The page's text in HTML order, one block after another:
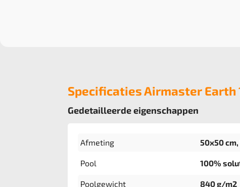
Specificaties Airmaster Earth
Gedetailleerde eigenschappen
Afmeting 50x50
Pool 100%
Poolgewicht 840 g/m2